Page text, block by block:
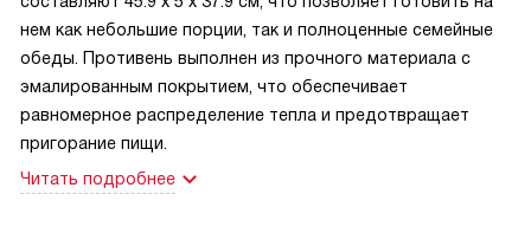
нем как небольшие порции, так и полноценные семейные
обеды. Противень выполнен из прочного материала с
эмалированным покрытием, что обеспечивает
равномерное распределение тепла и предотвращает
пригорание пищи.
Читать подробнее